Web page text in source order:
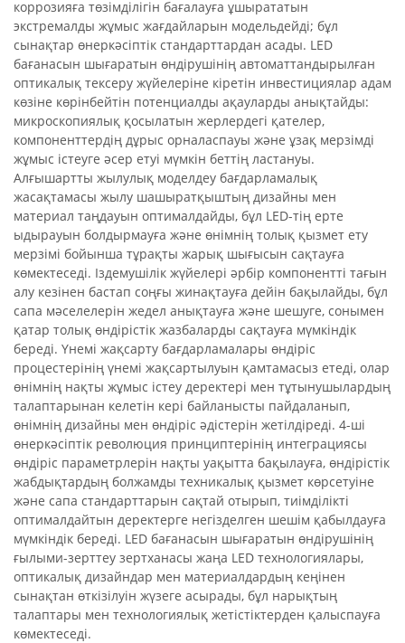
коррозияға төзімділігін бағалауға ұшырататын
экстремалды жұмыс жағдайларын модельдейді; бұл
сынақтар өнеркәсіптік стандарттардан асады. LED
бағанасын шығаратын өндірушінің автоматтандырылған
оптикалық тексеру жүйелеріне кіретін инвестициялар адам
көзіне көрінбейтін потенциалды ақауларды анықтайды:
микроскопиялық қосылатын жерлердегі қателер,
компоненттердің дұрыс орналаспауы және ұзақ мерзімді
жұмыс істеуге әсер етуі мүмкін беттің ластануы.
Алғышартты жылулық моделдеу бағдарламалық
жасақтамасы жылу шашыратқыштың дизайны мен
материал таңдауын оптималдайды, бұл LED-тің ерте
ыдырауын болдырмауға және өнімнің толық қызмет ету
мерзімі бойынша тұрақты жарық шығысын сақтауға
көмектеседі. Іздемушілік жүйелері әрбір компонентті тағын
алу кезінен бастап соңғы жинақтауға дейін бақылайды, бұл
сапа мәселелерін жедел анықтауға және шешуге, сонымен
қатар толық өндірістік жазбаларды сақтауға мүмкіндік
береді. Үнемі жақсарту бағдарламалары өндіріс
процестерінің үнемі жақсартылуын қамтамасыз етеді, олар
өнімнің нақты жұмыс істеу деректері мен тұтынушылардың
талаптарынан келетін кері байланысты пайдаланып,
өнімнің дизайны мен өндіріс әдістерін жетілдіреді. 4-ші
өнеркәсіптік революция принциптерінің интеграциясы
өндіріс параметрлерін нақты уақытта бақылауға, өндірістік
жабдықтардың болжамды техникалық қызмет көрсетуіне
және сапа стандарттарын сақтай отырып, тиімділікті
оптималдайтын деректерге негізделген шешім қабылдауға
мүмкіндік береді. LED бағанасын шығаратын өндірушінің
ғылыми-зерттеу зертханасы жаңа LED технологиялары,
оптикалық дизайндар мен материалдардың кеңінен
сынақтан өткізілуін жүзеге асырады, бұл нарықтың
талаптары мен технологиялық жетістіктерден қалыспауға
көмектеседі.